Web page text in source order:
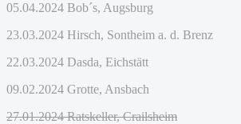
05.04.2024 Bob´s, Augsburg
23.03.2024 Hirsch, Sontheim a. d. Brenz
22.03.2024 Dasda, Eichstätt
09.02.2024 Grotte, Ansbach
27.01.2024 Ratskeller, Crailsheim